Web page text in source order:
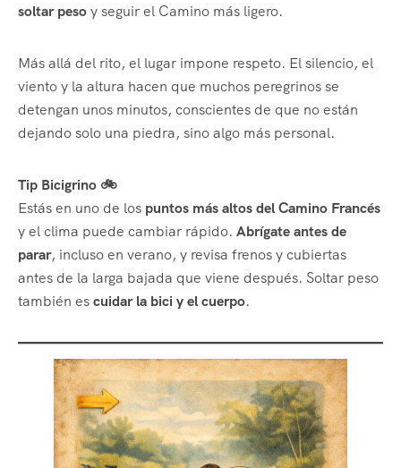
soltar pesoy seguir el Camino más ligero.
Más allá del rito, el lugar impone respeto. El silencio, el
viento y la altura hacen que muchos peregrinos se
detengan unos minutos, conscientes de que no están
dejando solo una piedra, sino algo más personal.
Tip Bicigrino 🚲
Estás en uno de los puntos más altos del Camino Francés
y el clima puede cambiar rápido. Abrígate antes de
parar, incluso en verano, y revisa frenos y cubiertas
antes de la larga bajada que viene después. Soltar peso
también escuidar la bici y el cuerpo.